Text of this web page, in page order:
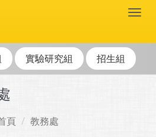
實驗研究組 招生組
頁 教務處